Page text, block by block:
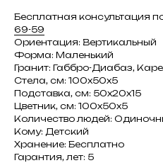
Бесплатная консультация
69-59
Ориентация: Вертикальный
Форма: Маленький
Гранит: Габбро-Диабаз,
Стела, см: 100х50х5
Подставка, см: 50х20х15
Цветник, см: 100х50х5
Количество людей:
Кому: Детский
Хранение: Бесплатно
Гарантия, лет: 5